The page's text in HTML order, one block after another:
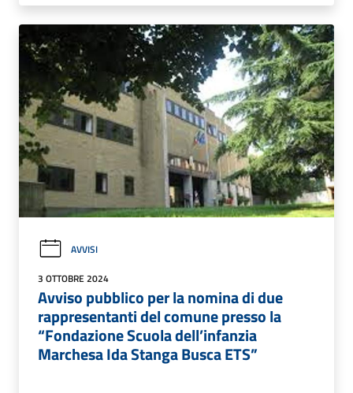
AVVISI
3 OTTOBRE 2024
Avviso pubblico per la nomina di due
rappresentanti del comune presso la
“Fondazione Scuola dell’infanzia
Marchesa Ida Stanga Busca ETS”